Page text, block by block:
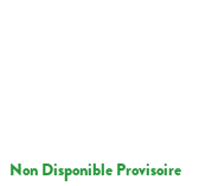
Non Disponible Provisoire